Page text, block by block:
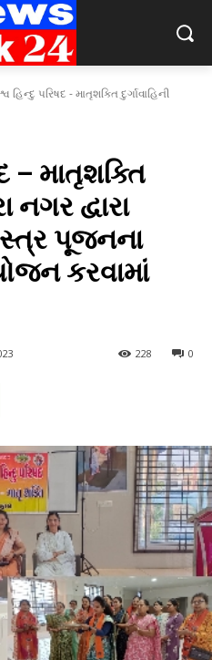
હિન્દુ પરિષદ - માતૃશક્તિ દુર્ગાવાહિની
– માતૃશક્તિ
નગર દ્વારા
પૂજનના
કરવામાં
0
228